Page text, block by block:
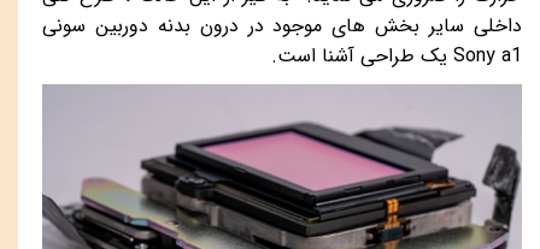
داخلی سایر بخش های موجود در درون بدنه دوربین سونی
Sony a1 یک طراحی آشنا است.